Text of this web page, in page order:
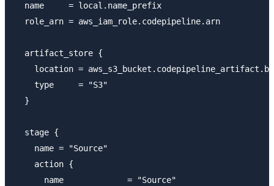
  name     = local.name_prefix
  role_arn = aws_iam_role.codepipeline.arn
  artifact_store {
location =
    type     = "S3"
  }
  stage {
    name = "Source"
    action {
      name             = "Source"